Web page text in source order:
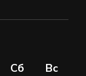
Сб Вс